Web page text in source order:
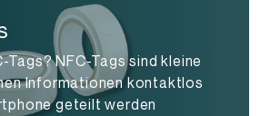
Tags? NFC-Tags sind kleine
Informationen kontaktlos
geteilt werden